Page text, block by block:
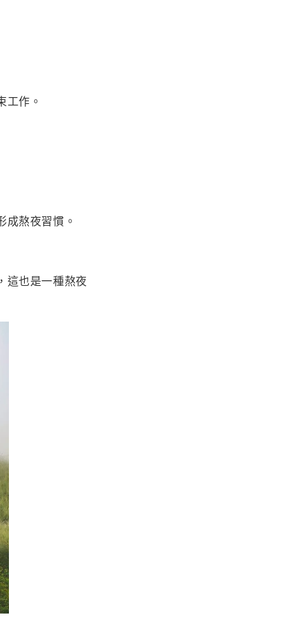
工作。
成熬夜習慣。
這也是一種熬夜